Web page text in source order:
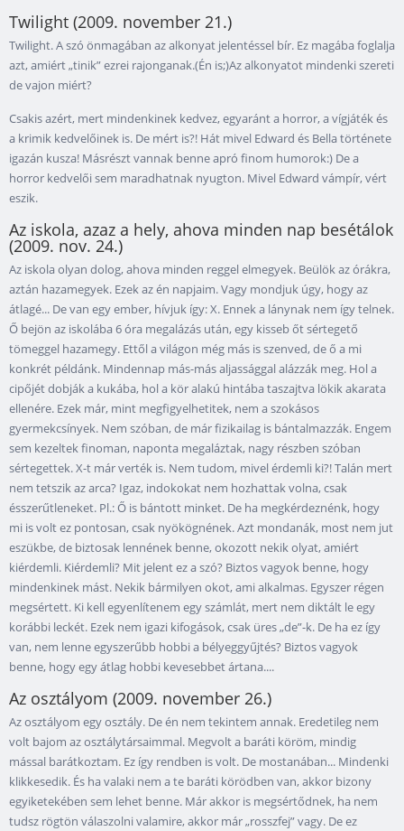
Twilight (2009. november 21.)
Twilight. A szó önmagában az alkonyat jelentéssel bír. Ez magába foglalja
azt, amiért „tinik” ezrei rajonganak.(Én is;)Az alkonyatot mindenki szereti
de vajon miért?
Csakis azért, mert mindenkinek kedvez, egyaránt a horror, a vígjáték és
a krimik kedvelőinek is. De mért is?! Hát mivel Edward és Bella története
igazán kusza! Másrészt vannak benne apró finom humorok:) De a
horror kedvelői sem maradhatnak nyugton. Mivel Edward vámpír, vért
eszik.
Az iskola, azaz a hely, ahova minden nap besétálok
(2009. nov. 24.)
Az iskola olyan dolog, ahova minden reggel elmegyek. Beülök az órákra,
aztán hazamegyek. Ezek az én napjaim. Vagy mondjuk úgy, hogy az
átlagé... De van egy ember, hívjuk így: X. Ennek a lánynak nem így telnek.
Ő bejön az iskolába 6 óra megalázás után, egy kisseb őt sértegető
tömeggel hazamegy. Ettől a világon még más is szenved, de ő a mi
konkrét példánk. Mindennap más-más aljassággal alázzák meg. Hol a
cipőjét dobják a kukába, hol a kör alakú hintába taszajtva lökik akarata
ellenére. Ezek már, mint megfigyelhetitek, nem a szokásos
gyermekcsínyek. Nem szóban, de már fizikailag is bántalmazzák. Engem
sem kezeltek finoman, naponta megaláztak, nagy részben szóban
sértegettek. X-t már verték is. Nem tudom, mivel érdemli ki?! Talán mert
nem tetszik az arca? Igaz, indokokat nem hozhattak volna, csak
ésszerűtleneket. Pl.: Ő is bántott minket. De ha megkérdeznénk, hogy
mi is volt ez pontosan, csak nyökögnének. Azt mondanák, most nem jut
eszükbe, de biztosak lennének benne, okozott nekik olyat, amiért
kiérdemli. Kiérdemli? Mit jelent ez a szó? Biztos vagyok benne, hogy
mindenkinek mást. Nekik bármilyen okot, ami alkalmas. Egyszer régen
megsértett. Ki kell egyenlítenem egy számlát, mert nem diktált le egy
korábbi leckét. Ezek nem igazi kifogások, csak üres „de”-k. De ha ez így
van, nem lenne egyszerűbb hobbi a bélyeggyűjtés? Biztos vagyok
benne, hogy egy átlag hobbi kevesebbet ártana....
Az osztályom (2009. november 26.)
Az osztályom egy osztály. De én nem tekintem annak. Eredetileg nem
volt bajom az osztálytársaimmal. Megvolt a baráti köröm, mindig
mással barátkoztam. Ez így rendben is volt. De mostanában... Mindenki
klikkesedik. És ha valaki nem a te baráti körödben van, akkor bizony
egyiketekében sem lehet benne. Már akkor is megsértődnek, ha nem
tudsz rögtön válaszolni valamire, akkor már „rosszfej” vagy. De ez